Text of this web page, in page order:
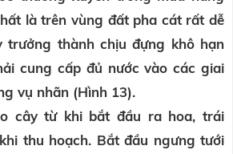
là trên vùng đất pha cát rất dễ
trưởng thành chịu đựng khô hạn
cung cấp đủ nước vào các giai
vụ nhãn (Hình 13).
cây từ khi bắt đầu ra hoa, trái
thu hoạch. Bắt đầu ngưng tưới